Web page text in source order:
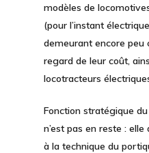
modèles de
(pour l’instant
demeurant encore peu
regard de leur coût,
locotracteurs
Fonction stratégique
n’est pas en reste :
à la technique du